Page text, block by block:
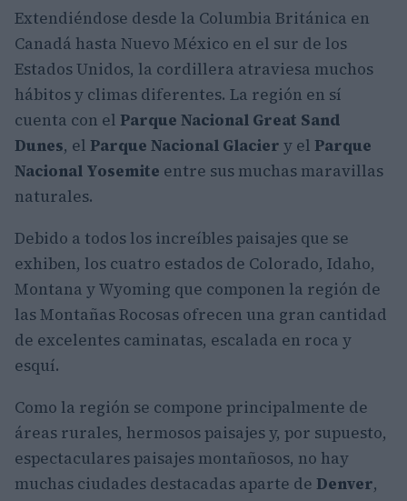
Extendiéndose desde la Columbia Británica en
Canadá hasta Nuevo México en el sur de los
Estados Unidos, la cordillera atraviesa muchos
hábitos y climas diferentes. La región en sí
cuenta con el Parque Nacional Great Sand
Dunes, el Parque Nacional Glacier y el Parque
Nacional Yosemite entre sus muchas maravillas
naturales.
Debido a todos los increíbles paisajes que se
exhiben, los cuatro estados de Colorado, Idaho,
Montana y Wyoming que componen la región de
las Montañas Rocosas ofrecen una gran cantidad
de excelentes caminatas, escalada en roca y
esquí.
Como la región se compone principalmente de
áreas rurales, hermosos paisajes y, por supuesto,
espectaculares paisajes montañosos, no hay
muchas ciudades destacadas aparte de Denver,